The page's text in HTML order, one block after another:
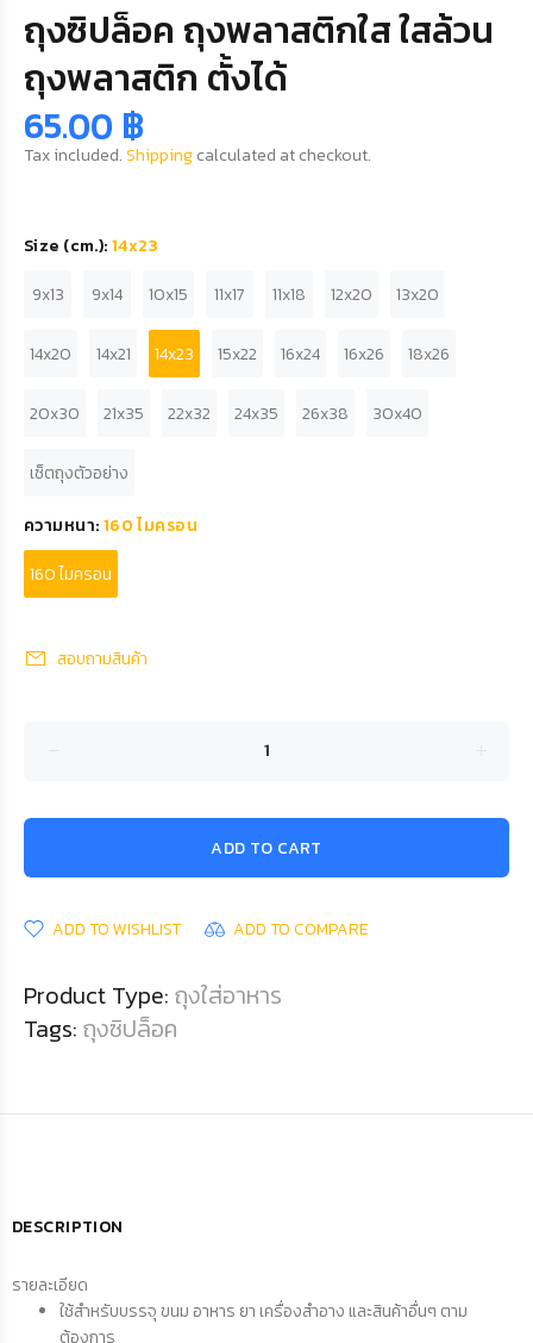
ถุงซิปล็อค ถุงพลาสติกใส ใสล้วน
ถุงพลาสติก ตั้งได้
65.00 ฿
Tax included.Shippingcalculated at checkout.
Size (cm.):14x23
9x13
9x14 10x15 11x17 11x18 12x20 13x20
14x20 14x21 14x23 15x22 16x24 16x26 18x26
20x30 21x35 22x32 24x35 26x38 30x40
เซ็ตถุงตัวอย่าง
ความหนา:160 ไมครอน
160 ไมครอน
สอบถามสินค้า
ADD TO CART
ADD TO WISHLIST ADD TO COMPARE
Product Type: ถุงใส่อาหาร
Tags: ถุงซิปล็อค
DESCRIPTION
รายละเอียด
ใช้สำหรับบรรจุ ขนม อาหาร ยา เครื่องสำอาง และสินค้าอื่นๆ ตาม
ต้องการ